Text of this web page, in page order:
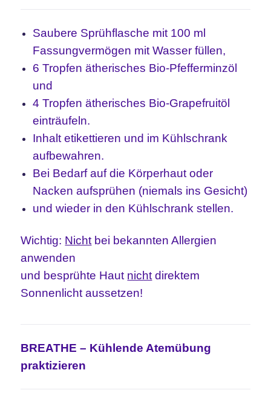
Saubere Sprühflasche mit 100 ml
Fassungvermögen mit Wasser füllen,
6 Tropfen ätherisches Bio-Pfefferminzöl
und
4 Tropfen ätherisches Bio-Grapefruitöl
einträufeln.
Inhalt etikettieren und im Kühlschrank
aufbewahren.
Bei Bedarf auf die Körperhaut oder
Nacken aufsprühen (niemals ins Gesicht)
und wieder in den Kühlschrank stellen.
Wichtig: Nichtbei bekannten Allergien
anwenden
und besprühte Haut nichtdirektem
Sonnenlicht aussetzen!
BREATHE – Kühlende Atemübung
praktizieren